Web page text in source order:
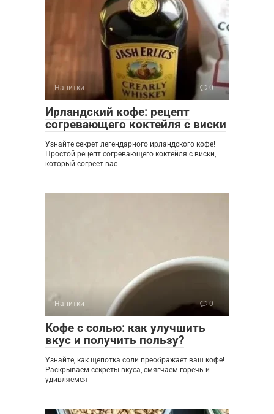
Напитки 0
Ирландский кофе: рецепт
согревающего коктейля с виски
Узнайте секрет легендарного ирландского кофе!
Простой рецепт согревающего коктейля с виски,
который согреет вас
Напитки 0
Кофе с солью: как улучшить
вкус и получить пользу?
Узнайте, как щепотка соли преображает ваш кофе!
Раскрываем секреты вкуса, смягчаем горечь и
удивляемся